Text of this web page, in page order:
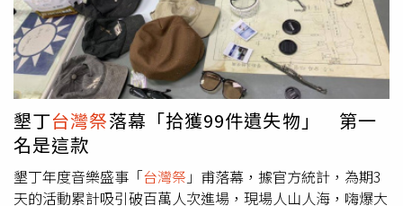
（44%）的生產比重轉向東非坦尚尼亞（10%）。執行副總
經理許益瑞指出，預計2025年坦尚尼亞產能將占比達四
成，來將持續推動增加歐洲市場和日本市場銷售比重。出口
為導向的機械產業同樣風聲鶴唳，全球壓縮機領導品牌復盛
公司總監黃詣超坦言，公司多年強化產品「不可取代性」，
並已在美國、越南設有據點，若美國對等關稅政策落實，公
司有應變能力。換句話說，未來關鍵90天，就看台灣如何判
讀形勢、精準出招，這才是台廠可行的逃生門。
走跌。儘管國安基金緊急宣示將動用5,000億元進場護盤，
市場賣壓仍持續湧現。財政部旗下泛公股行庫8日也加碼買
進上市櫃股票64.46億元，其中對台積電的單日買超達36.7
億元，成為官股最大加碼標的。根據統計，自美方於4月2日
宣布對台徵稅前夕起，八大官股行庫已連續三個交易日力挺
台積電，累計買超金額達3.24億元。即便台積電7日跌停，
官股仍逆勢加碼2.01億元，8日更擴大至36.7億元，展現政
府護盤決心，不過台積電仍舊不斷下跌。
墾丁台灣祭落幕「拾獲99件遺失物」 第一
名是這款
墾丁年度音樂盛事「台灣祭 」甫落幕，據官方統計，為期3
天的活動累計吸引破百萬人次進場，現場人山人海，嗨爆大